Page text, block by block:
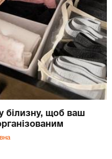
білизну, щоб ваш